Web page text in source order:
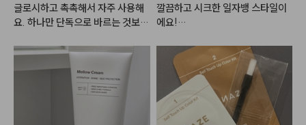
글로시하고 촉촉해서 자주 사용해
요. 하나만 단독으로 바르는 것보다
짝 발르는 것이 훨씬 예뻐요.
깔끔하고 시크한 일자뱅 스타일이
에요!
스타일링에 따라서 다른 분위기를
낼 수 있는
여러가지로 연출 가능한 스타일입
니당 🥴